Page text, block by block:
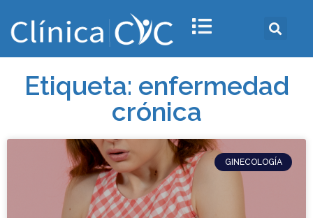
Etiqueta: enfermedad
crónica
GINECOLOGÍA